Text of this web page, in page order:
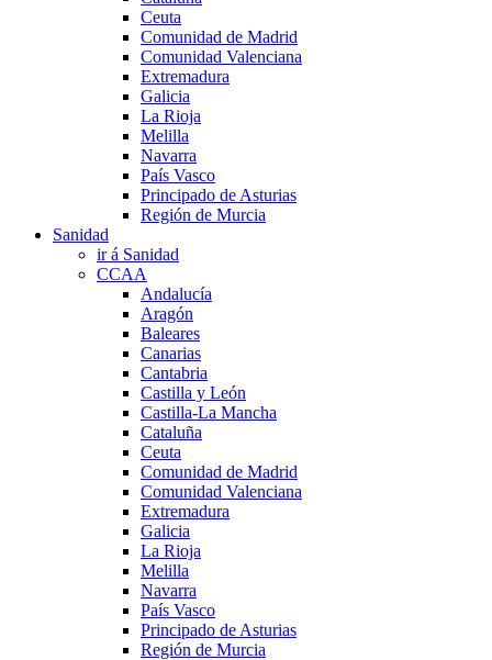
Ceuta
Comunidad de Madrid
Comunidad Valenciana
Extremadura
Galicia
La Rioja
Melilla
Navarra
País Vasco
Principado de Asturias
Región de Murcia
Sanidad
ir á Sanidad
CCAA
Andalucía
Aragón
Baleares
Canarias
Cantabria
Castilla y León
Castilla-La Mancha
Cataluña
Ceuta
Comunidad de Madrid
Comunidad Valenciana
Extremadura
Galicia
La Rioja
Melilla
Navarra
País Vasco
Principado de Asturias
Región de Murcia